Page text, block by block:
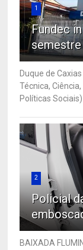
1
Fundec
Duque de
Técnica,
Políticas Sociais)
2
Policial
BAIXADA